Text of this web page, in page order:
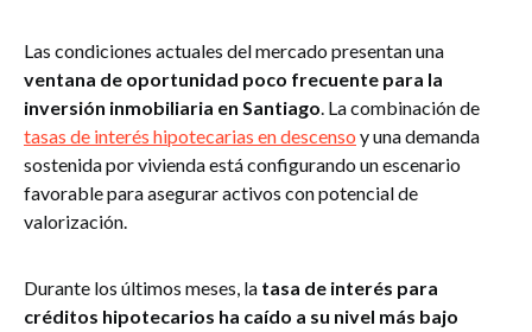
Las condiciones actuales del mercado presentan una
ventana de oportunidad poco frecuente para la
inversión inmobiliaria en Santiago. La combinación de
tasas de interés hipotecarias en descenso y una demanda
sostenida por vivienda está configurando un escenario
favorable para asegurar activos con potencial de
valorización.
Durante los últimos meses, la tasa de interés para
créditos hipotecarios ha caído a su nivel más bajo